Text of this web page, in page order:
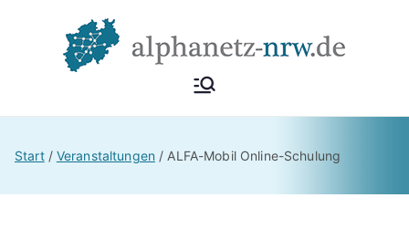
Alphan
etz
Grundbildung NRW
Start Veranstaltungen ALFA-Mobil Online-Schulung